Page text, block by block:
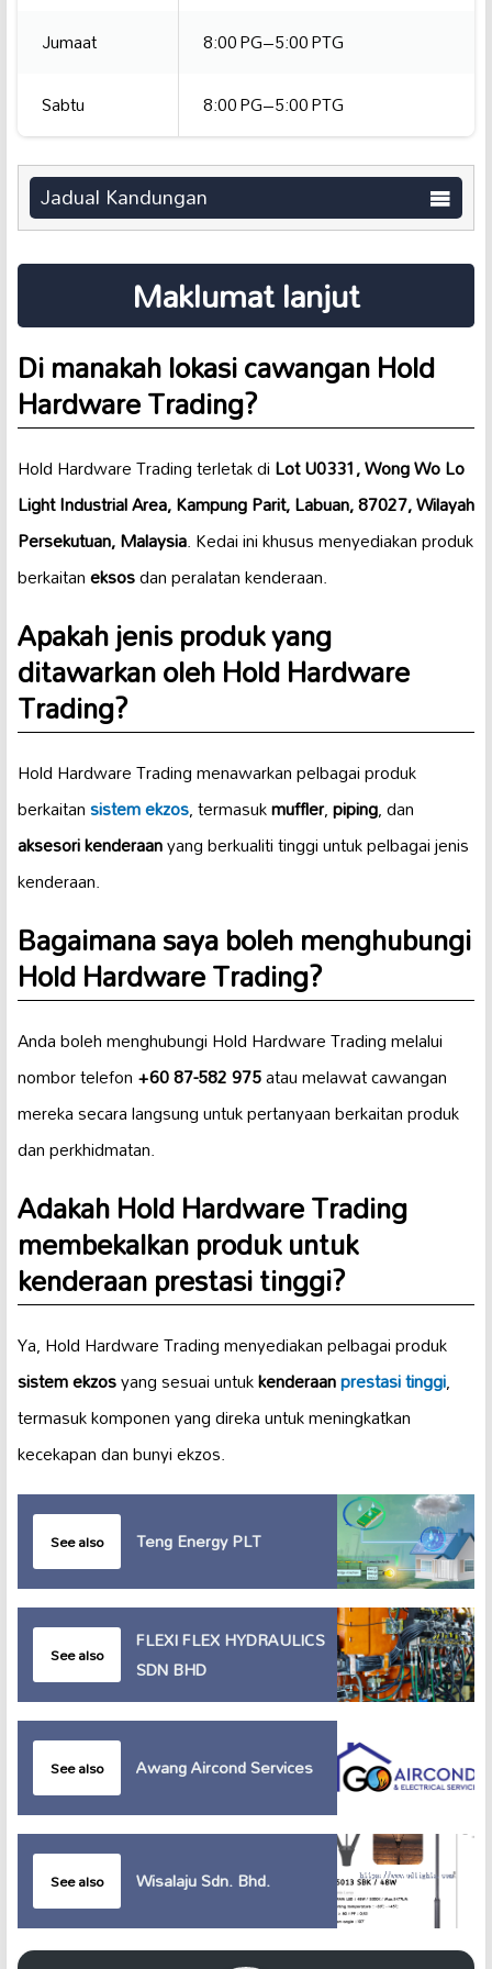
Jumaat
8:00 PG–5:00 PTG
Sabtu
8:00 PG–5:00 PTG
Jadual Kandungan
Maklumat lanjut
Di manakah lokasi cawangan Hold
Hardware Trading?
Hold Hardware Trading terletak diLot U0331, Wong Wo Lo
Light Industrial Area, Kampung Parit, Labuan, 87027, Wilayah
Persekutuan, Malaysia. Kedai ini khusus menyediakan produk
berkaitaneksosdan peralatan kenderaan.
Apakah jenis produk yang
ditawarkan oleh Hold Hardware
Trading?
Hold Hardware Trading menawarkan pelbagai produk
berkaitansistem ekzos, termasukmuffler,piping, dan
aksesori kenderaanyang berkualiti tinggi untuk pelbagai jenis
kenderaan.
Bagaimana saya boleh menghubungi
Hold Hardware Trading?
Anda boleh menghubungi Hold Hardware Trading melalui
nombor telefon+60 87-582 975atau melawat cawangan
mereka secara langsung untuk pertanyaan berkaitan produk
dan perkhidmatan.
Adakah Hold Hardware Trading
membekalkan produk untuk
kenderaan prestasi tinggi?
Ya, Hold Hardware Trading menyediakan pelbagai produk
sistem ekzosyang sesuai untukkenderaanprestasi tinggi,
termasuk komponen yang direka untuk meningkatkan
kecekapan dan bunyi ekzos.
See also Teng Energy PLT
See also
FLEXI FLEX HYDRAULICS
SDN BHD
See also Awang Aircond Services
See also Wisalaju Sdn. Bhd.